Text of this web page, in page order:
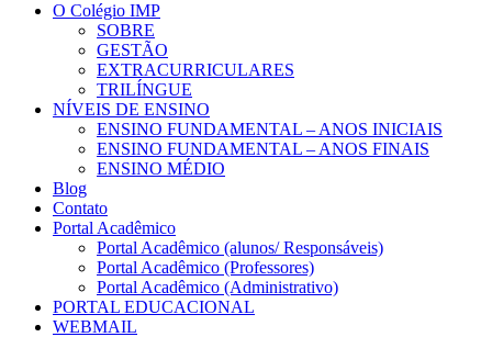
O Colégio IMP
SOBRE
GESTÃO
EXTRACURRICULARES
TRILÍNGUE
NÍVEIS DE ENSINO
ENSINO FUNDAMENTAL – ANOS INICIAIS
ENSINO FUNDAMENTAL – ANOS FINAIS
ENSINO MÉDIO
Blog
Contato
Portal Acadêmico
Portal Acadêmico (alunos/ Responsáveis)
Portal Acadêmico (Professores)
Portal Acadêmico (Administrativo)
PORTAL EDUCACIONAL
WEBMAIL